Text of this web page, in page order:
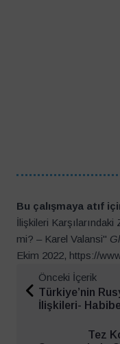
Bu çalışmaya atıf
İlişkileri
mi? – Karel Valansi"
Ekim 2022, https://
Önceki İçerik
Türkiye’nin
İlişkileri-
Tez